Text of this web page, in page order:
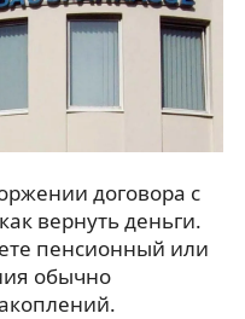
договора с
вернуть деньги.
пенсионный или
обычно